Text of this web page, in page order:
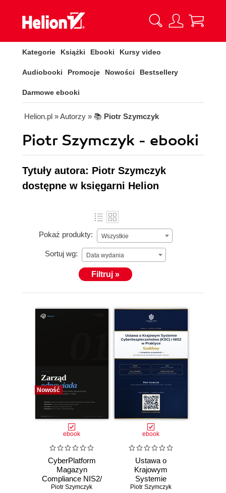
Kategorie Książki Ebooki Kursy video
Audiobooki Promocje Nowości Bestsellery
Darmowe ebooki
Helion.pl » Autorzy » 📚 Piotr Szymczyk
Piotr Szymczyk - ebooki
Tytuły autora: Piotr Szymczyk
dostępne w księgarni Helion
Pokaż produkty: Wszystkie
Sortuj wg: Data wydania
Filtruj »
Nowość
ebook
CyberPlatform
Magazyn
Compliance NIS2/
KSC, UoKSC,
Piotr Szymczyk
ebook
Ustawa o
Krajowym
Systemie
Cyberbezpieczeństwa
Piotr Szymczyk